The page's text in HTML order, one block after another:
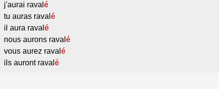
j'aurai raval é
tu auras raval é
il aura raval é
nous aurons raval é
vous aurez raval é
ils auront raval é